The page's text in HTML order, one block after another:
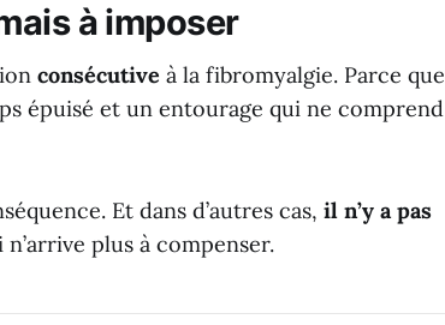
à imposer
consécutive à la fibromyalgie. Parce que
épuisé et un entourage qui ne comprend
Et dans d’autres cas, il n’y a pas
plus à compenser.